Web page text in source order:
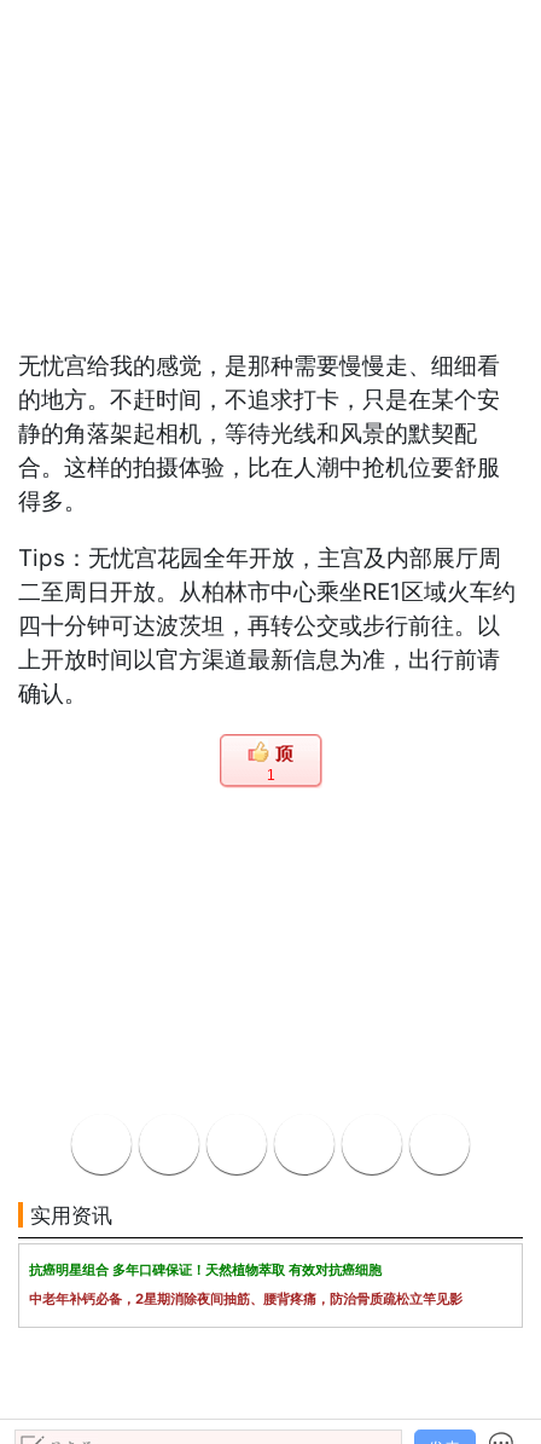
无忧宫给我的感觉，是那种需要慢慢走、细细看
的地方。不赶时间，不追求打卡，只是在某个安
静的角落架起相机，等待光线和风景的默契配
合。这样的拍摄体验，比在人潮中抢机位要舒服
得多。
Tips：无忧宫花园全年开放，主宫及内部展厅周
二至周日开放。从柏林市中心乘坐RE1区域火车约
四十分钟可达波茨坦，再转公交或步行前往。以
上开放时间以官方渠道最新信息为准，出行前请
确认。
1
实用资讯
抗癌明星组合 多年口碑保证！天然植物萃取 有效对抗癌细胞
中老年补钙必备，2星期消除夜间抽筋、腰背疼痛，防治骨质疏松立竿见影